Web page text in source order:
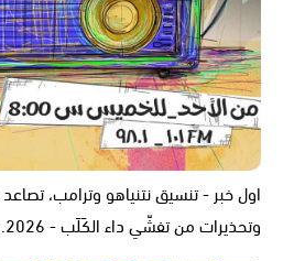
اول خبر - تنسيق نتنياهو وترامب،
وتحذيرات من تفشّي داء الكَلَب - 29.07.2026